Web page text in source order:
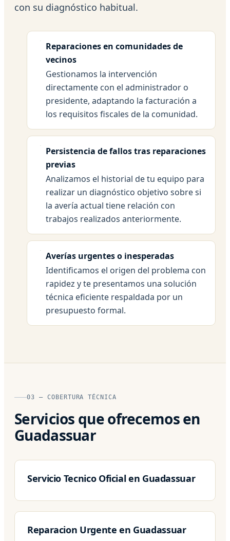
con su diagnóstico habitual.
Reparaciones en comunidades de
vecinos
Gestionamos la intervención
directamente con el administrador o
presidente, adaptando la facturación a
los requisitos fiscales de la comunidad.
Persistencia de fallos tras reparaciones
previas
Analizamos el historial de tu equipo para
realizar un diagnóstico objetivo sobre si
la avería actual tiene relación con
trabajos realizados anteriormente.
Averías urgentes o inesperadas
Identificamos el origen del problema con
rapidez y te presentamos una solución
técnica eficiente respaldada por un
presupuesto formal.
03 — COBERTURA TÉCNICA
Servicios que ofrecemos en
Guadassuar
Servicio Tecnico Oficial en Guadassuar
Reparacion Urgente en Guadassuar